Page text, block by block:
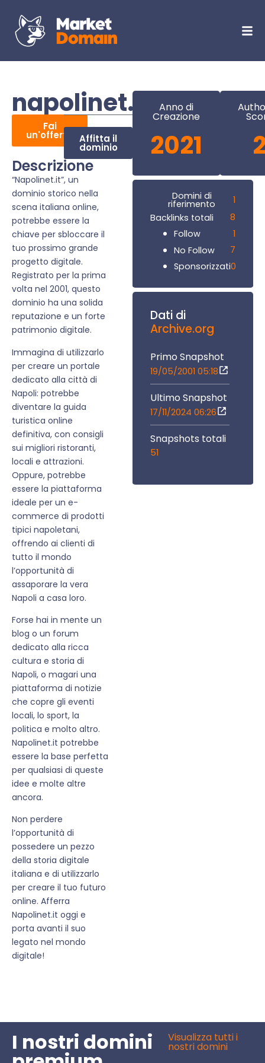
napolinet.it
Fai
un'offerta Affitta il
dominio
Descrizione
“Napolinet.it”, un
dominio storico nella
scena italiana online,
potrebbe essere la
chiave per sbloccare il
tuo prossimo grande
progetto digitale.
Registrato per la prima
volta nel 2001, questo
dominio ha una solida
reputazione e un forte
patrimonio digitale.
Immagina di utilizzarlo
per creare un portale
dedicato alla città di
Napoli: potrebbe
diventare la guida
turistica online
definitiva, con consigli
sui migliori ristoranti,
locali e attrazioni.
Oppure, potrebbe
essere la piattaforma
ideale per un e-
commerce di prodotti
tipici napoletani,
offrendo ai clienti di
tutto il mondo
l’opportunità di
assaporare la vera
Napoli a casa loro.
Forse hai in mente un
blog o un forum
dedicato alla ricca
cultura e storia di
Napoli, o magari una
piattaforma di notizie
che copre gli eventi
locali, lo sport, la
politica e molto altro.
Napolinet.it potrebbe
essere la base perfetta
per qualsiasi di queste
idee e molte altre
ancora.
Non perdere
l’opportunità di
possedere un pezzo
della storia digitale
italiana e di utilizzarlo
per creare il tuo futuro
online. Afferra
Napolinet.it oggi e
porta avanti il suo
legato nel mondo
digitale!
Anno di
Creazione
2021
Domini di
riferimento
1
Backlinks totali
8
Follow
1
No Follow
7
Sponsorizzati0
Dati di
Archive.org
Primo Snapshot
19/05/2001 05:18
Ultimo Snapshot
17/11/2024 06:26
Snapshots totali
51
I nostri domini Visualizza tutti i
nostri domini